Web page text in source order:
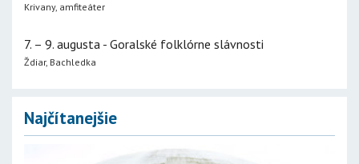
Krivany, amfiteáter
7. – 9. augusta - Goralské folklórne slávnosti
Ždiar, Bachledka
Najčítanejšie